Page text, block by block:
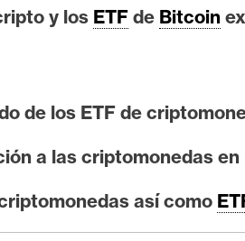
y los ETF de Bitcoin
de los ETF de
a las criptomonedas en
así como